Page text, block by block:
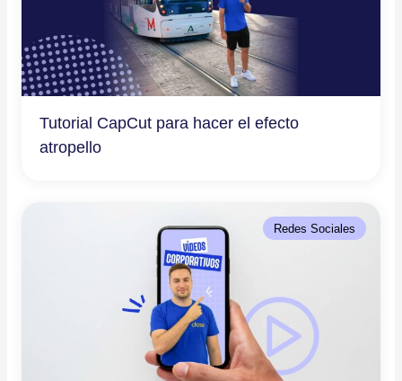
Tutorial CapCut para hacer el efecto
atropello
Redes Sociales